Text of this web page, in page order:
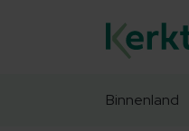
Binnenland